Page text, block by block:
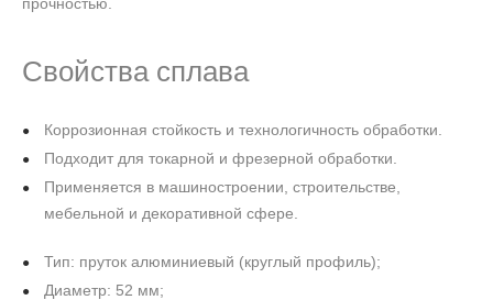
Свойства сплава
Коррозионная стойкость и технологичность обработки.
Подходит для токарной и фрезерной обработки.
Применяется в машиностроении, строительстве,
мебельной и декоративной сфере.
Тип: пруток алюминиевый (круглый профиль);
Диаметр: 52 мм;